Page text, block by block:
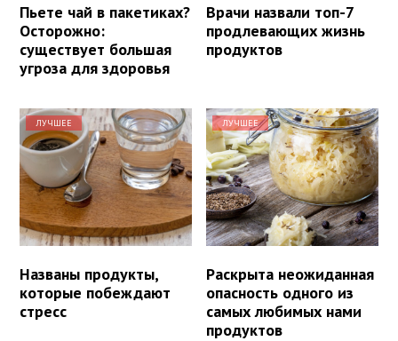
Пьете чай в пакетиках?
Осторожно:
существует большая
угроза для здоровья
Врачи назвали топ-7
продлевающих жизнь
продуктов
ЛУЧШЕЕ
Названы продукты,
которые побеждают
стресс
ЛУЧШЕЕ
Раскрыта неожиданная
опасность одного из
самых любимых нами
продуктов